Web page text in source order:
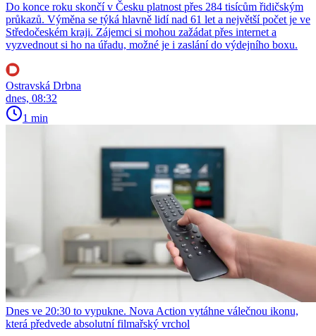
Do konce roku skončí v Česku platnost přes 284 tisícům řidičským
průkazů. Výměna se týká hlavně lidí nad 61 let a největší počet je ve
Středočeském kraji. Zájemci si mohou zažádat přes internet a
vyzvednout si ho na úřadu, možné je i zaslání do výdejního boxu.
Ostravská Drbna
dnes, 08:32
1 min
Dnes ve 20:30 to vypukne. Nova Action vytáhne válečnou ikonu,
která předvede absolutní filmařský vrchol